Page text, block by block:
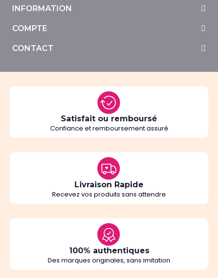
INFORMATION
COMPTE
CONTACT
Satisfait ou remboursé
Confiance et remboursement assuré
Livraison Rapide
Recevez vos produits sans attendre
100% authentiques
Des marques originales, sans imitation